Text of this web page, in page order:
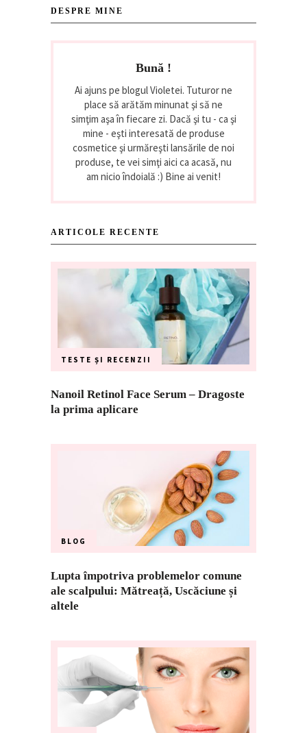
DESPRE MINE
Bună !
Ai ajuns pe blogul Violetei. Tuturor ne
place să arătăm minunat şi să ne
simţim aşa în fiecare zi. Dacă şi tu - ca şi
mine - eşti interesată de produse
cosmetice şi urmăreşti lansările de noi
produse, te vei simţi aici ca acasă, nu
am nicio îndoială :) Bine ai venit!
ARTICOLE RECENTE
TESTE ȘI RECENZII
Nanoil Retinol Face Serum – Dragoste
la prima aplicare
BLOG
Lupta împotriva problemelor comune
ale scalpului: Mătreață, Uscăciune și
altele